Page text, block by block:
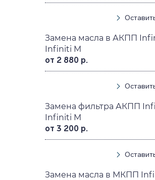
Замена масла в АКПП
Infiniti M
от 2 880 р.
Замена фильтра АКПП
Infiniti M
от 3 200 р.
Замена масла в МКПП